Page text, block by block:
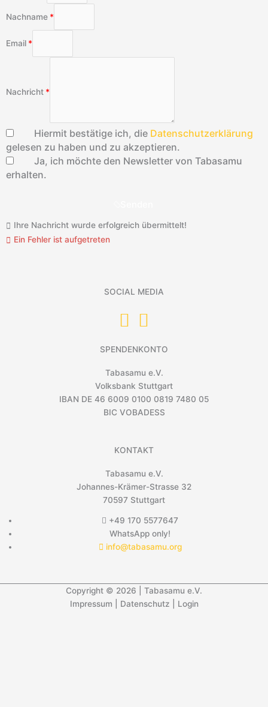
Nachname
Email
Nachricht
Hiermit bestätige ich, die Datenschutzerklärung
gelesen zu haben und zu akzeptieren.
Ja, ich möchte den Newsletter von Tabasamu
erhalten.
Ihre Nachricht wurde erfolgreich übermittelt!
Ein Fehler ist aufgetreten
SOCIAL MEDIA
SPENDENKONTO
Tabasamu e.V.
Volksbank Stuttgart
IBAN DE 46 6009 0100 0819 7480 05
BIC VOBADESS
KONTAKT
Tabasamu e.V.
Johannes-Krämer-Strasse 32
70597 Stuttgart
+49 170 5577647
WhatsApp only!
info@tabasamu.org
Copyright © 2026 | Tabasamu e.V.
Impressum
Datenschutz Login